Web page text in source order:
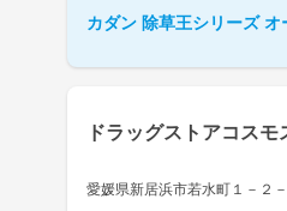
カダン 除草王シリーズ
ドラッグストアコスモ
愛媛県新居浜市若水町１－２